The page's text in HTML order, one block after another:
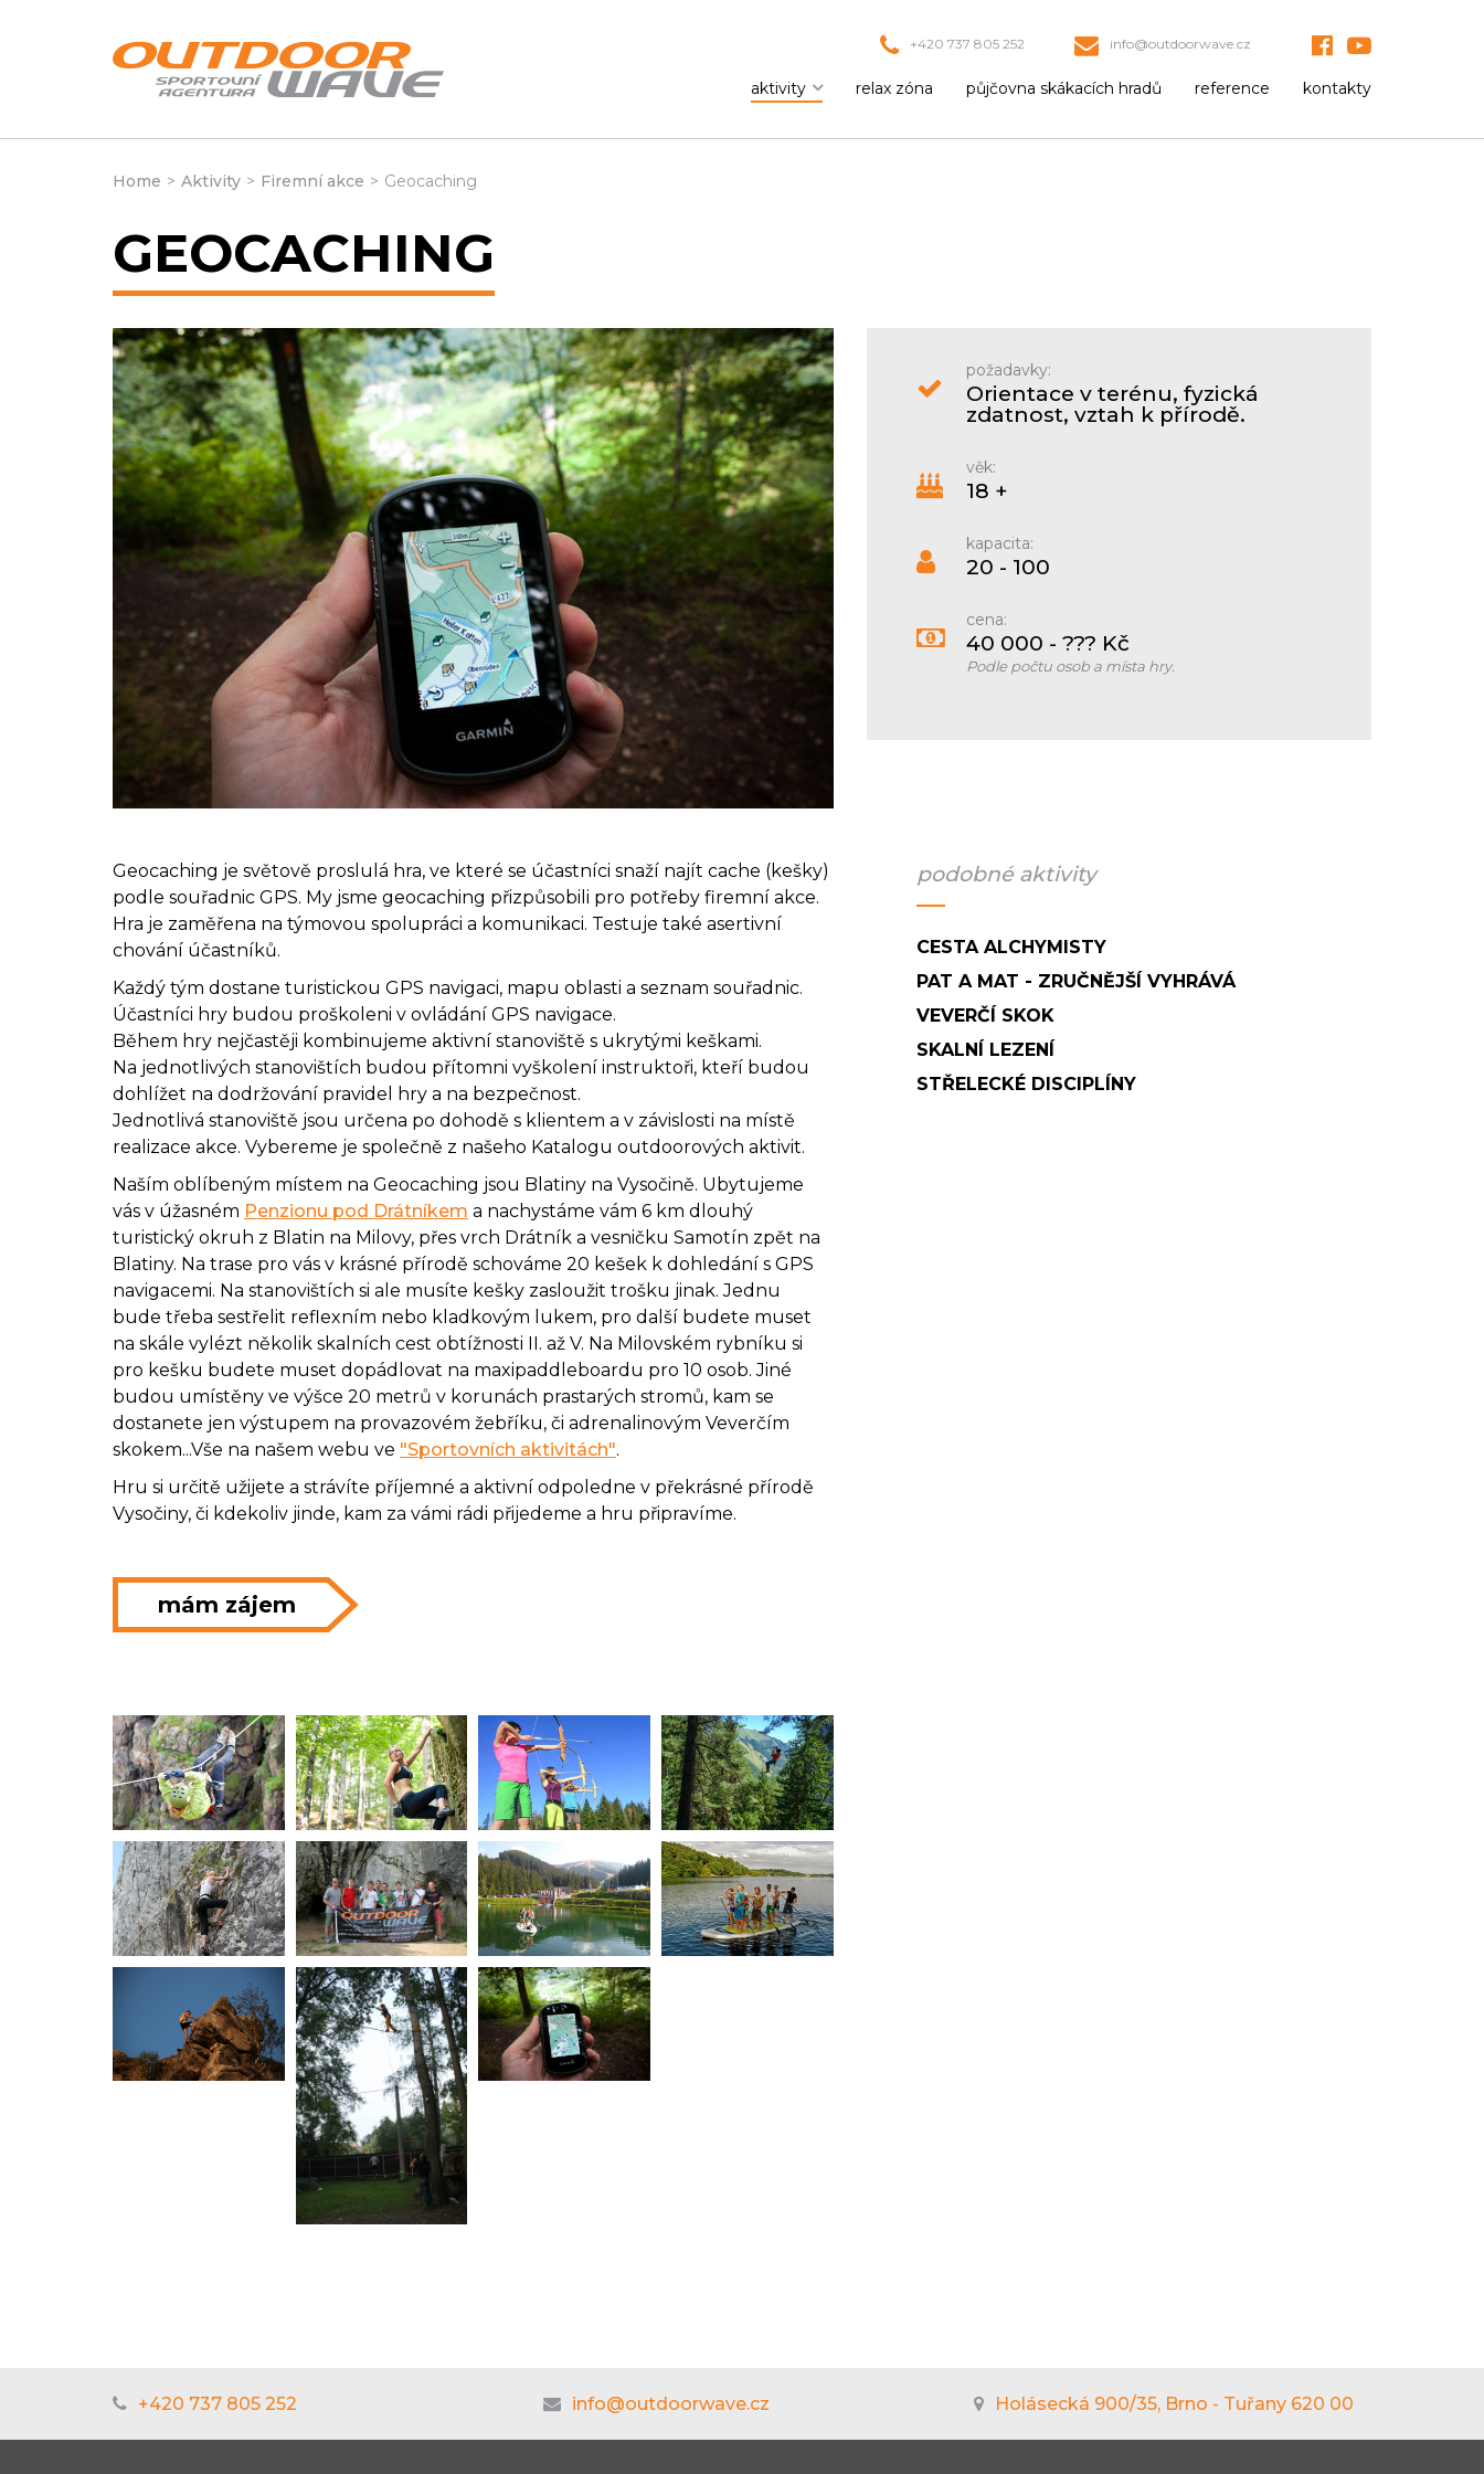
+420 737 805 252 info@outdoorwave.cz
aktivity relax zóna půjčovna skákacích hradů reference kontakty
Home > Aktivity > Firemní akce > Geocaching
GEOCACHING
požadavky:
Orientace v terénu, fyzická
zdatnost, vztah k přírodě.
věk:
18 +
kapacita:
20 - 100
cena:
40 000 - ??? Kč
Podle počtu osob a místa hry.
Geocaching je světově proslulá hra, ve které se účastníci snaží najít cache (kešky)
podle souřadnic GPS. My jsme geocaching přizpůsobili pro potřeby firemní akce.
Hra je zaměřena na týmovou spolupráci a komunikaci. Testuje také asertivní
chování účastníků.
Každý tým dostane turistickou GPS navigaci, mapu oblasti a seznam souřadnic.
Účastníci hry budou proškoleni v ovládání GPS navigace.
Během hry nejčastěji kombinujeme aktivní stanoviště s ukrytými keškami.
Na jednotlivých stanovištích budou přítomni vyškolení instruktoři, kteří budou
dohlížet na dodržování pravidel hry a na bezpečnost.
Jednotlivá stanoviště jsou určena po dohodě s klientem a v závislosti na místě
realizace akce. Vybereme je společně z našeho Katalogu outdoorových aktivit.
Naším oblíbeným místem na Geocaching jsou Blatiny na Vysočině. Ubytujeme
vás v úžasném Penzionu pod Drátníkem a nachystáme vám 6 km dlouhý
turistický okruh z Blatin na Milovy, přes vrch Drátník a vesničku Samotín zpět na
Blatiny. Na trase pro vás v krásné přírodě schováme 20 kešek k dohledání s GPS
navigacemi. Na stanovištích si ale musíte kešky zasloužit trošku jinak. Jednu
bude třeba sestřelit reflexním nebo kladkovým lukem, pro další budete muset
na skále vylézt několik skalních cest obtížnosti II. až V. Na Milovském rybníku si
pro kešku budete muset dopádlovat na maxipaddleboardu pro 10 osob. Jiné
budou umístěny ve výšce 20 metrů v korunách prastarých stromů, kam se
dostanete jen výstupem na provazovém žebříku, či adrenalinovým Veverčím
skokem...Vše na našem webu ve "Sportovních aktivitách".
Hru si určitě užijete a strávíte příjemné a aktivní odpoledne v překrásné přírodě
Vysočiny, či kdekoliv jinde, kam za vámi rádi přijedeme a hru připravíme.
mám zájem
podobné aktivity
CESTA ALCHYMISTY
PAT A MAT - ZRUČNĚJŠÍ VYHRÁVÁ
VEVERČÍ SKOK
SKALNÍ LEZENÍ
STŘELECKÉ DISCIPLÍNY
+420 737 805 252 info@outdoorwave.cz Holásecká 900/35, Brno - Tuřany 620 00